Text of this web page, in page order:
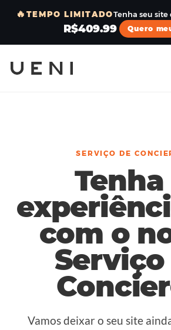
🔥 TEMPO LIMITADOTenha seu
R$409.99 Quero
SERVIÇO DE
Tenha
com o
Serviço
Vamos deixar o seu site